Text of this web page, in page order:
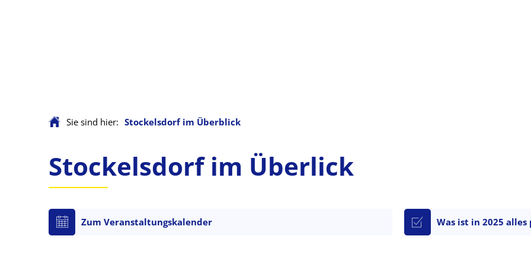
Sie sind hier: Stockelsdorf im Überblick
Stockelsdorf
Überblick
Stockelsdorf im Überlick
Zum Veranstaltungskalender Was ist in 2025 alles